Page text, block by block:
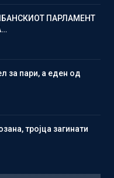
ПАРЛАМЕНТ
за пари, а еден од
тројца загинати